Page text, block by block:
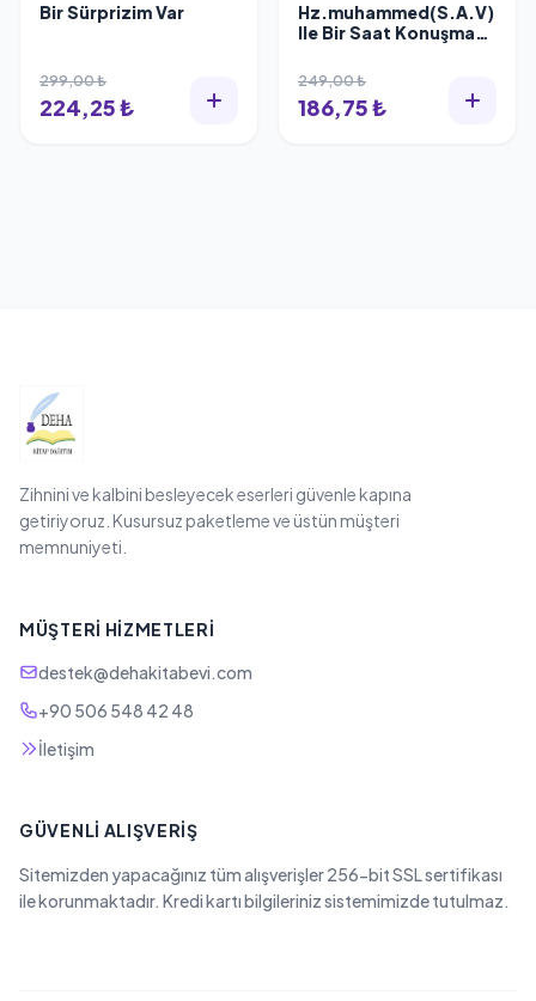
Bir Sürprizim Var
299,00 ₺
224,25 ₺
Hz.muhammed(S.A.V)
Ile Bir Saat Konuşmak
Yayınları
249,00 ₺
186,75 ₺
Zihnini ve kalbini besleyecek eserleri güvenle kapına
getiriyoruz. Kusursuz paketleme ve üstün müşteri
memnuniyeti.
MÜŞTERI HIZMETLERI
destek@dehakitabevi.com
+90 506 548 42 48
İletişim
GÜVENLI ALIŞVERIŞ
Sitemizden yapacağınız tüm alışverişler 256-bit SSL sertifikası
ile korunmaktadır. Kredi kartı bilgileriniz sistemimizde tutulmaz.